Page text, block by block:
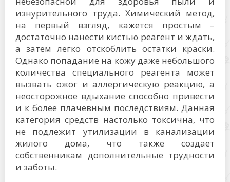
изнурительного труда. Химический метод,
на первый взгляд, кажется простым –
достаточно нанести кистью реагент и ждать,
а затем легко отскоблить остатки краски.
Однако попадание на кожу даже небольшого
количества специального реагента может
вызвать ожог и аллергическую реакцию, а
неосторожное вдыхание способно привести
и к более плачевным последствиям. Данная
категория средств настолько токсична, что
не подлежит утилизации в канализации
жилого дома, что также создает
собственникам дополнительные трудности
и заботы.